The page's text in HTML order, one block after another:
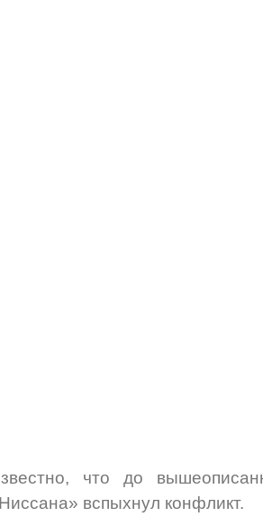
что до
вспыхнул конфликт.